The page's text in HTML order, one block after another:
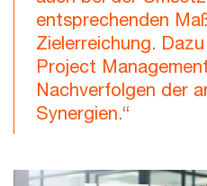
entsprechenden
Zielerreichung.
Project
Nachverfolgen der
Synergien.“